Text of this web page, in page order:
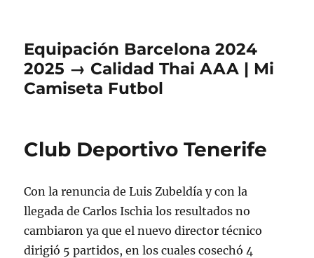
Equipación Barcelona 2024
2025 → Calidad Thai AAA | Mi
Camiseta Futbol
Club Deportivo Tenerife
Con la renuncia de Luis Zubeldía y con la
llegada de Carlos Ischia los resultados no
cambiaron ya que el nuevo director técnico
dirigió 5 partidos, en los cuales cosechó 4